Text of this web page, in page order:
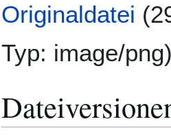
Originaldatei
Typ: image/png